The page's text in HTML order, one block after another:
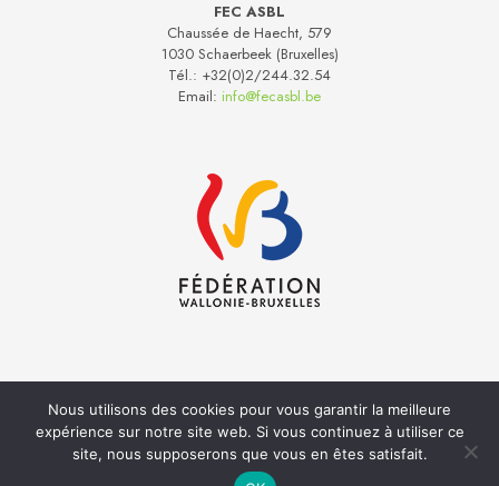
FEC ASBL
Chaussée de Haecht, 579
1030 Schaerbeek (Bruxelles)
Tél.: +32(0)2/244.32.54
Email: info@fecasbl.be
Réalisation Inside- Hébergement webAnagramme
Politique de Confidentialité
Cookies
Nous utilisons des cookies pour vous garantir la meilleure
expérience sur notre site web. Si vous continuez à utiliser ce
site, nous supposerons que vous en êtes satisfait.